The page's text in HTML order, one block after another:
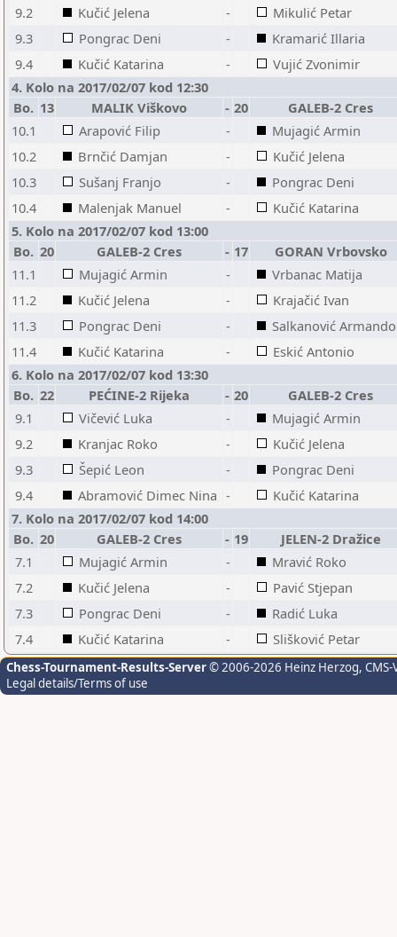
9.2
Kučić Jelena -
Mikulić Petar
9.3
Pongrac Deni -
Kramarić Illaria
9.4
Kučić Katarina -
Vujić Zvonimir
4. Kolo na 2017/02/07 kod 12:30
Bo. 13 MALIK Viškovo - 20
GALEB-2 Cres
10.1
Arapović Filip -
Mujagić Armin
10.2
Brnčić Damjan -
Kučić Jelena
10.3
Sušanj Franjo -
Pongrac Deni
10.4
Malenjak Manuel -
Kučić Katarina
5. Kolo na 2017/02/07 kod 13:00
Bo. 20 GALEB-2 Cres - 17
GORAN Vrbovsko
11.1
Mujagić Armin -
Vrbanac Matija
11.2
Kučić Jelena -
Krajačić Ivan
11.3
Pongrac Deni -
Salkanović Armando
11.4
Kučić Katarina -
Eskić Antonio
6. Kolo na 2017/02/07 kod 13:30
Bo. 22 PEĆINE-2 Rijeka - 20
GALEB-2 Cres
9.1
Vičević Luka -
Mujagić Armin
9.2
Kranjac Roko -
Kučić Jelena
9.3
Šepić Leon -
Pongrac Deni
9.4
Abramović Dimec Nina -
Kučić Katarina
7. Kolo na 2017/02/07 kod 14:00
Bo. 20 GALEB-2 Cres - 19
JELEN-2 Dražice
7.1
Mujagić Armin -
Mravić Roko
7.2
Kučić Jelena -
Pavić Stjepan
7.3
Pongrac Deni -
Radić Luka
7.4
Kučić Katarina - Slišković Petar
Chess-Tournament-Results-Server© 2006-2026 Heinz Herzog,
Legal details/Terms of use